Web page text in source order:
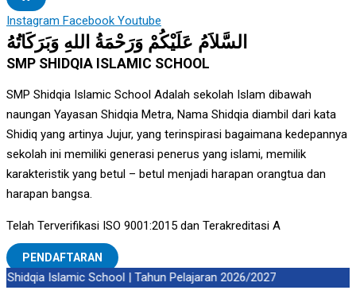
Instagram Facebook Youtube
السَّلاَمُ عَلَيْكُمْ وَرَحْمَةُ اللهِ وَبَرَكَاتُهُ
SMP SHIDQIA ISLAMIC SCHOOL
SMP Shidqia Islamic School Adalah sekolah Islam dibawah
naungan Yayasan Shidqia Metra, Nama Shidqia diambil dari kata
Shidiq yang artinya Jujur, yang terinspirasi bagaimana kedepannya
sekolah ini memiliki generasi penerus yang islami, memilik
karakteristik yang betul – betul menjadi harapan orangtua dan
harapan bangsa.
Telah Terverifikasi ISO 9001:2015 dan Terakreditasi A
PENDAFTARAN
Islamic School | Tahun Pelajaran 2026/2027